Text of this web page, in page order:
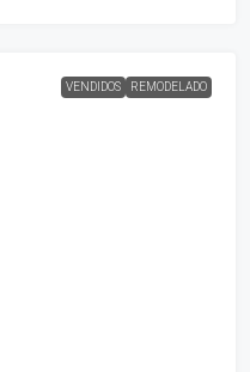
VENDIDOS REMODELADO